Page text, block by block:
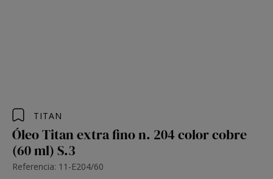
TITAN
Óleo Titan extra fino n. 204 color cobre
(60 ml) S.3
Referencia: 11-E204/60